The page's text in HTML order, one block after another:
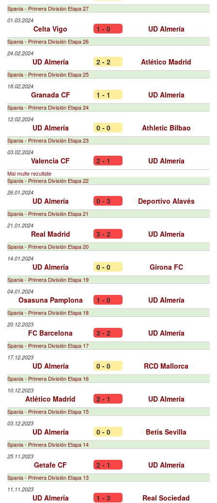
Spania - Primera División Etapa 27
01.03.2024
Celta Vigo 1 - 0 UD Almería
Spania - Primera División Etapa 26
24.02.2024
UD Almería 2 - 2 Atlético Madrid
Spania - Primera División Etapa 25
18.02.2024
Granada CF 1 - 1 UD Almería
Spania - Primera División Etapa 24
12.02.2024
UD Almería 0 - 0 Athletic Bilbao
Spania - Primera División Etapa 23
03.02.2024
Valencia CF 2 - 1 UD Almería
Mai multe rezultate
Spania - Primera División Etapa 22
26.01.2024
UD Almería 0 - 3 Deportivo Alavés
Spania - Primera División Etapa 21
21.01.2024
Real Madrid 3 - 2 UD Almería
Spania - Primera División Etapa 20
14.01.2024
UD Almería 0 - 0 Girona FC
Spania - Primera División Etapa 19
04.01.2024
Osasuna Pamplona 1 - 0 UD Almería
Spania - Primera División Etapa 18
20.12.2023
FC Barcelona 3 - 2 UD Almería
Spania - Primera División Etapa 17
17.12.2023
UD Almería 0 - 0 RCD Mallorca
Spania - Primera División Etapa 16
10.12.2023
Atlético Madrid 2 - 1 UD Almería
Spania - Primera División Etapa 15
03.12.2023
UD Almería 0 - 0 Betis Sevilla
Spania - Primera División Etapa 14
25.11.2023
Getafe CF 2 - 1 UD Almería
Spania - Primera División Etapa 13
11.11.2023
UD Almería 1 - 3 Real Sociedad